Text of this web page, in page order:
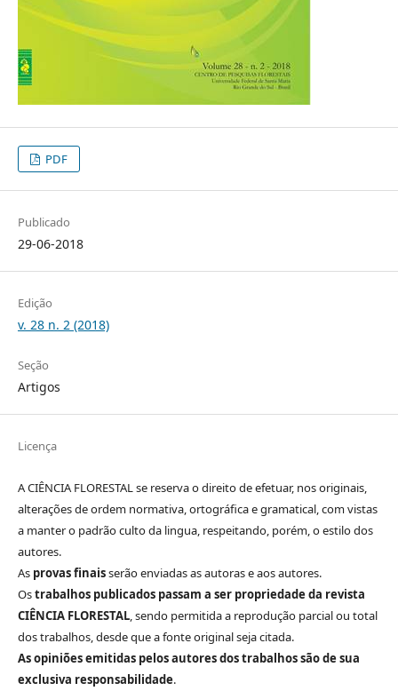
PDF
Publicado
29-06-2018
Edição
v. 28 n. 2 (2018)
Seção
Artigos
Licença
A CIÊNCIA FLORESTAL se reserva o direito de efetuar, nos originais,
alterações de ordem normativa, ortográfica e gramatical, com vistas
a manter o padrão culto da lingua, respeitando, porém, o estilo dos
autores.
As provas finaisserão enviadas as autoras e aos autores.
Ostrabalhos publicados passam a ser propriedade da revista
CIÊNCIA FLORESTAL, sendo permitida a reprodução parcial ou total
dos trabalhos, desde que a fonte original seja citada.
As opiniões emitidas pelos autores dos trabalhos são de sua
exclusiva responsabilidade.